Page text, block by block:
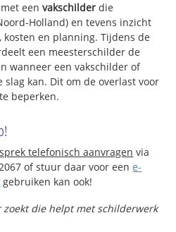
eenvakschilder die
Holland) en tevens inzicht
en planning. Tijdens de
een meesterschilder de
wanneer een vakschilder of
kan. Dit om de overlast voor
beperken.
telefonisch aanvragen via
of stuur daar voor eene-
gebruiken kan ook!
zoekt die helpt met schilderwerk